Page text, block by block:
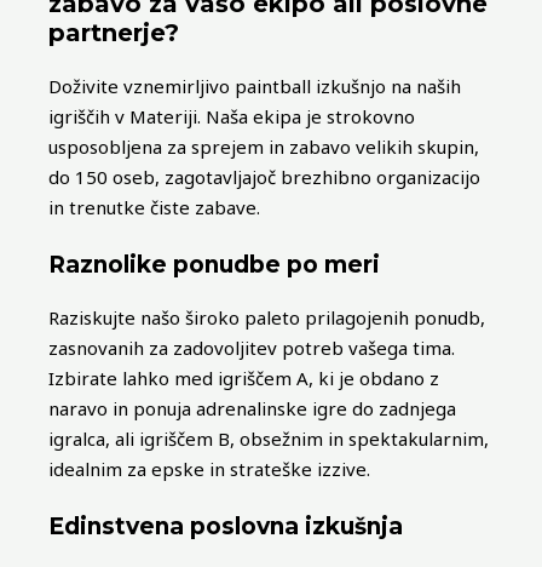
partnerje?
Doživite vznemirljivo paintball izkušnjo na naših
igriščih v Materiji. Naša ekipa je strokovno
usposobljena za sprejem in zabavo velikih skupin,
do 150 oseb, zagotavljajoč brezhibno organizacijo
in trenutke čiste zabave.
Raznolike ponudbe po meri
Raziskujte našo široko paleto prilagojenih ponudb,
zasnovanih za zadovoljitev potreb vašega tima.
Izbirate lahko med igriščem A, ki je obdano z
naravo in ponuja adrenalinske igre do zadnjega
igralca, ali igriščem B, obsežnim in spektakularnim,
idealnim za epske in strateške izzive.
Edinstvena poslovna izkušnja